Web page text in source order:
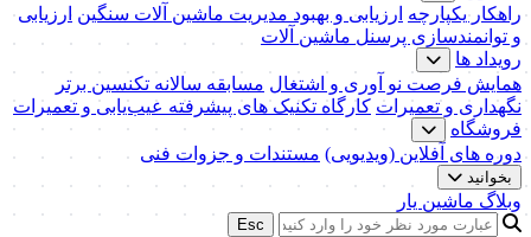
راهکار یکپارچه ارزیابی و بهبود مدیریت ماشین آلات سنگین ارزیابی
و توانمندسازی پرسنل ماشین آلات
رویداد ها
همایش فرصت نو آوری و اشتغال مسابقه سالانه تکنسین برتر
نگهداری و تعمیرات کارگاه تکنیک‌ های پیشرفته عیب‌یابی و تعمیرات
فروشگاه
دوره های آفلاین (ویدیویی) مستندات و جزوات فنی
بخوانید
وبلاگ ماشین یار
Esc